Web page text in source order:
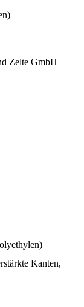
Zelte GmbH
Kanten,